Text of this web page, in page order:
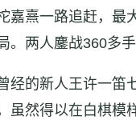
嘉熹一路追赶，最
。两人鏖战360多
经的新人王许一笛
虽然得以在白棋模